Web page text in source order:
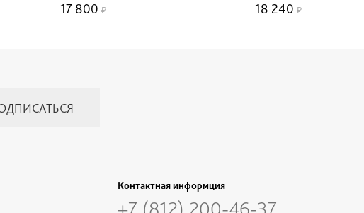
17 800 18 240
Контактная информция